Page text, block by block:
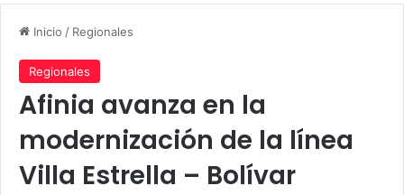
Inicio / Regionales
Regionales
Afinia avanza en la
modernización de la línea
Villa Estrella – Bolívar